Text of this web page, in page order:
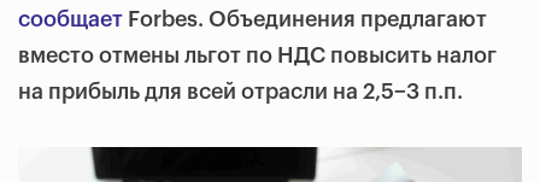
сообщает Forbes. Объединения предлагают
вместо отмены льгот по НДС повысить налог
на прибыль для всей отрасли на 2,5−3 п.п.